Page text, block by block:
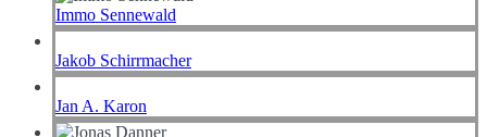
Immo Sennewald
Jakob Schirrmacher
Jan A. Karon